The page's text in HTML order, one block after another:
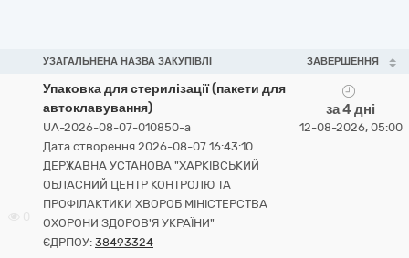
УЗАГАЛЬНЕНА НАЗВА ЗАКУПІВЛІ ЗАВЕРШЕННЯ
Упаковка для стерилізації (пакети для
автоклавування)
UA-2026-08-07-010850-a
Дата створення 2026-08-07 16:43:10
ДЕРЖАВНА УСТАНОВА "ХАРКІВСЬКИЙ
ОБЛАСНИЙ ЦЕНТР КОНТРОЛЮ ТА
ПРОФІЛАКТИКИ ХВОРОБ МІНІСТЕРСТВА
ОХОРОНИ ЗДОРОВ'Я УКРАЇНИ"
ЄДРПОУ: 38493324
за 4 дні
12-08-2026, 05:00